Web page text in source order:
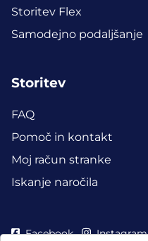
Storitev Flex
Samodejno podaljšanje
Storitev
FAQ
Pomoč in kontakt
Moj račun stranke
Iskanje naročila
Facebook Instagram